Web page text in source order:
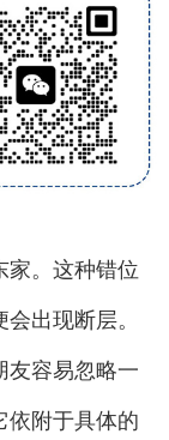
。这种错位
出现断层。
友容易忽略一
依附于具体的